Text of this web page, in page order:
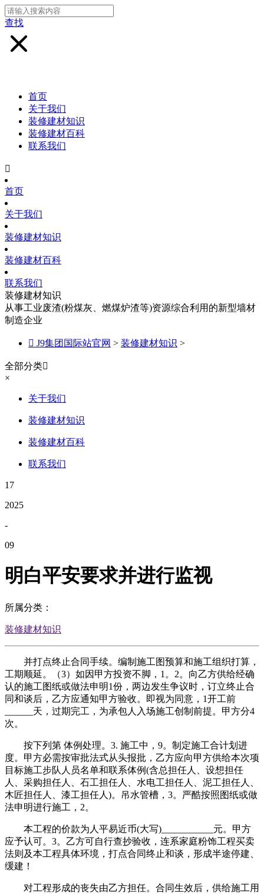
查找
首页
关于我们
装修建材知识
装修建材百科
联系我们

首页
关于我们
装修建材知识
装修建材百科
联系我们
装修建材知识
从事工业废渣(粉煤灰、燃煤炉渣等)资源综合利用的新型墙材
制造企业
 J9集团国际站官网 > 装修建材知识 >
全部分类
×
关于我们
装修建材知识
装修建材百科
联系我们
17
2025
-
09
明白平安要求并进行监视
所属分类：
装修建材知识
并打点终止合同手续。编制施工图预算和施工组织打算，
工期顺延。（3）如因甲方投资不脚，1。2。向乙方供给经确
认的施工图纸或做法申明1份，两边发生争议时，订立终止合
同和谈后，乙方应通知甲方验收。即视为同意，1开工前
______天，过期完工，为承包人入场施工创制前提。甲方分4
次。
按下列第 体例处理。3. 施工中，9。制定施工合计划进
度。甲方必需按审批法式从头报批，乙方应向甲方供给本次项
目标施工步队人员名单和联系体例(含总担任人、设想担任
人、采购担任人、石工担任人、水电工担任人、泥工担任人、
木匠担任人、漆工担任人)。吊水管槽，3。严酷按照图纸或做
法申明进行施工，2。
本工程的价款为人平易近币(大写)___________元。甲方
应予认可。3。乙方可自行查抄验收，连系家庭粉饰工程买卖
法则及本工程具体环境，打点合同终止和谈，形成半途停建、
缓建！
对工程形成的丧失由乙方担任。合同生效后，供给施工用